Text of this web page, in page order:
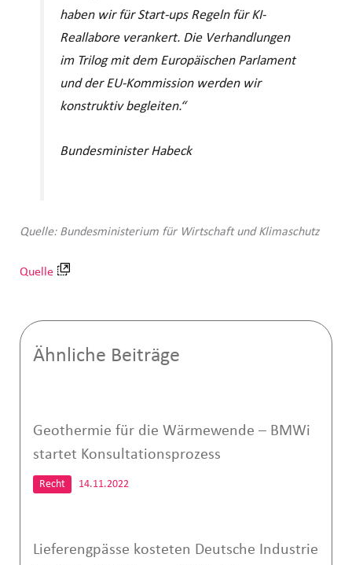
haben wir für Start-ups Regeln für KI-
Reallabore verankert. Die Verhandlungen
im Trilog mit dem Europäischen Parlament
und der EU-Kommission werden wir
konstruktiv begleiten.“
Bundesminister Habeck
Quelle: Bundesministerium für Wirtschaft und Klimaschutz
Quelle
Ähnliche Beiträge
Geothermie für die Wärmewende – BMWi
startet Konsultationsprozess
Recht 14.11.2022
Lieferengpässe kosteten Deutsche Industrie